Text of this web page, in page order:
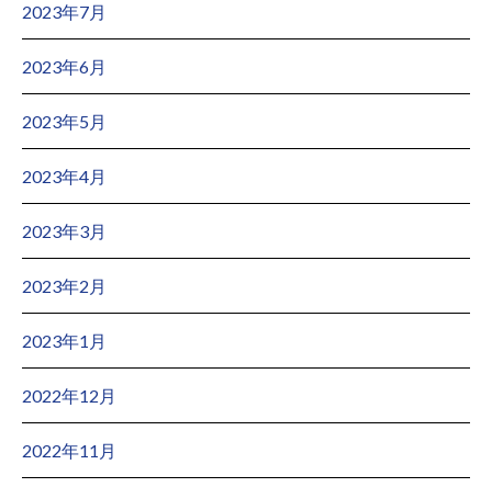
2023年7月
2023年6月
2023年5月
2023年4月
2023年3月
2023年2月
2023年1月
2022年12月
2022年11月